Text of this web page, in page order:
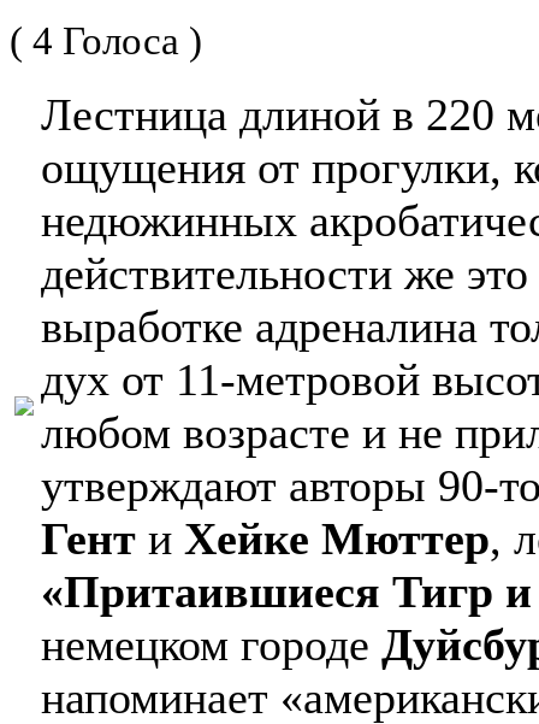
( 4 Голоса )
Лестница длиной в 220
ощущения от прогулки,
недюжинных
действительности же
выработке адреналина
дух от 11-метровой
любом возрасте и не
утверждают авторы 90-
Гент и Хейке Мюттер,
«Притаившиеся Тигр
немецком городе
напоминает